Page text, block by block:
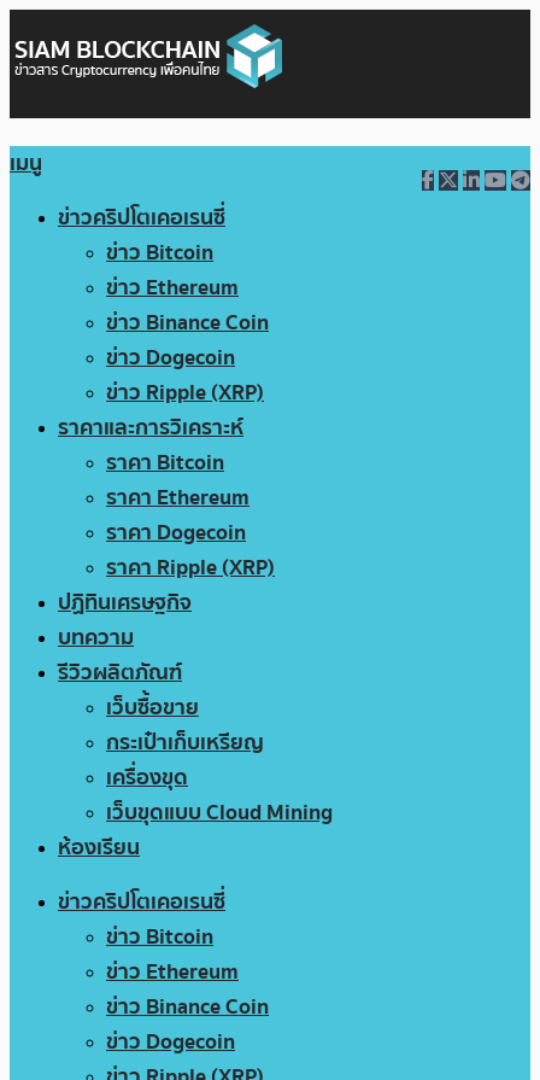
เมนู
ข่าวคริปโตเคอเรนซี่
ข่าว Bitcoin
ข่าว Ethereum
ข่าว Binance Coin
ข่าว Dogecoin
ข่าว Ripple (XRP)
ราคาและการวิเคราะห์
ราคา Bitcoin
ราคา Ethereum
ราคา Dogecoin
ราคา Ripple (XRP)
ปฏิทินเศรษฐกิจ
บทความ
รีวิวผลิตภัณฑ์
เว็บซื้อขาย
กระเป๋าเก็บเหรียญ
เครื่องขุด
เว็บขุดแบบ Cloud Mining
ห้องเรียน
ข่าวคริปโตเคอเรนซี่
ข่าว Bitcoin
ข่าว Ethereum
ข่าว Binance Coin
ข่าว Dogecoin